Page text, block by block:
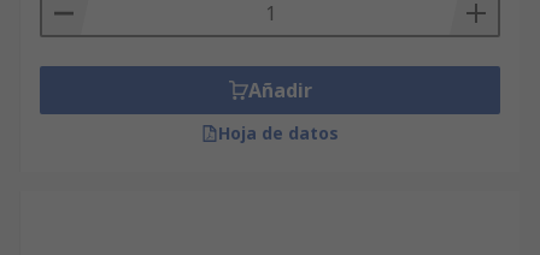
esperamos!
Añadir
Hoja de datos